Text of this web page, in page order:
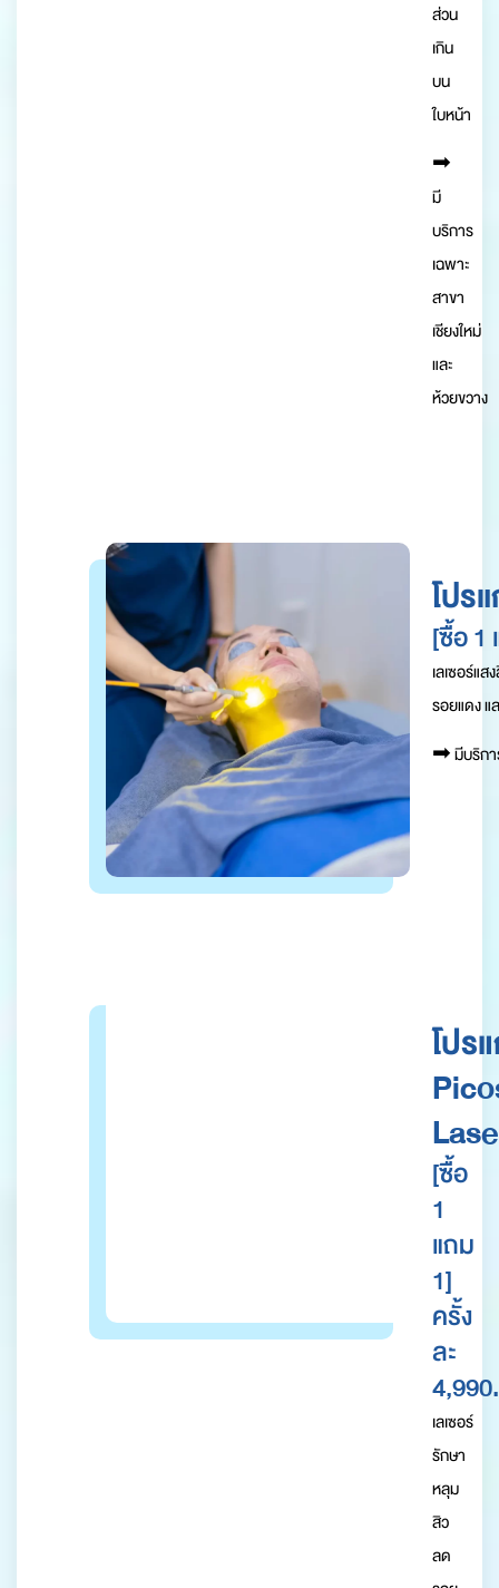
ส่วน
เกิน
บน
ใบหน้า
➡︎
มี
บริการ
เฉพาะ
สาขา
เชียงใหม่
และ
ห้วยขวาง
โปร
[ซื้อ 1
เลเซอร์แ
รอยแดง แ
➡︎มีบริกา
โปร
[ซื้อ
1
แถม
1]
ครั้ง
ละ
เลเซอร์
รักษา
หลุม
สิว
ลด